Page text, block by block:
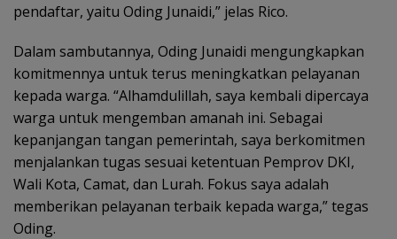
pendaftar, yaitu Oding Junaidi,” jelas Rico.
Dalam sambutannya, Oding Junaidi mengungkapkan
komitmennya untuk terus meningkatkan pelayanan
kepada warga. “Alhamdulillah, saya kembali dipercaya
warga untuk mengemban amanah ini. Sebagai
kepanjangan tangan pemerintah, saya berkomitmen
menjalankan tugas sesuai ketentuan Pemprov DKI,
Wali Kota, Camat, dan Lurah. Fokus saya adalah
memberikan pelayanan terbaik kepada warga,” tegas
Oding.